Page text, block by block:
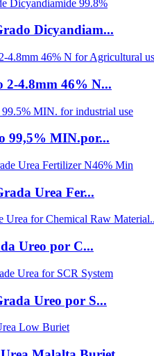
Dicyandiam...
2-4.8mm 46% N...
99,5% MIN.por...
Urea Fer...
Ureo por C...
Ureo por S...